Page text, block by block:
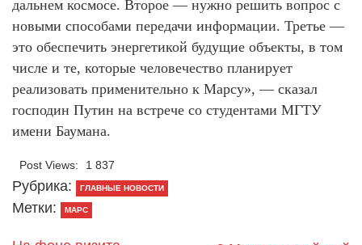
дальнем космосе. Второе — нужно решить вопрос с
новыми способами передачи информации. Третье —
это обеспечить энергетикой будущие объекты, в том
числе и те, которые человечество планирует
реализовать применительно к Марсу», — сказал
господин Путин на встрече со студентами МГТУ
имени Баумана.
Post Views: 1 837
Рубрика: ГЛАВНЫЕ НОВОСТИ
Метки: МАРС